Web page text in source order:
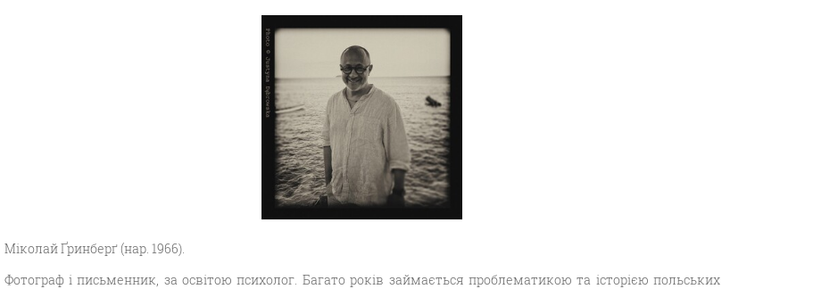
Міколай Ґринберґ (нар. 1966).
Фотограф і письменник, за освітою психолог. Багато років займається проблематикою та історією польських